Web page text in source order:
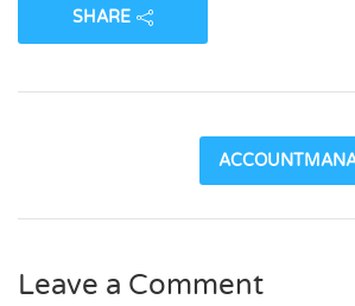
SHARE
Leave a Comment